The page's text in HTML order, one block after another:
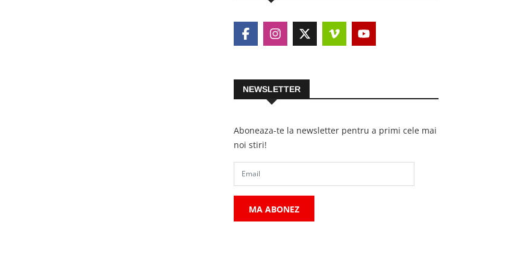
NEWSLETTER
Aboneaza-te la newsletter pentru a primi cele mai
noi stiri!
MA ABONEZ